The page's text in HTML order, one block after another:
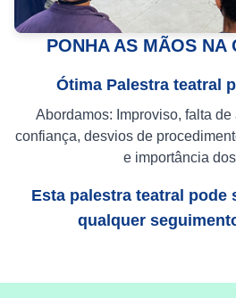
PONHA AS MÃOS NA
Ótima Palestra teatral
Abordamos: Improviso, falta
confiança, desvios de
e importância dos
Esta palestra teatral pode
qualquer